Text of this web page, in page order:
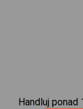
Handluj